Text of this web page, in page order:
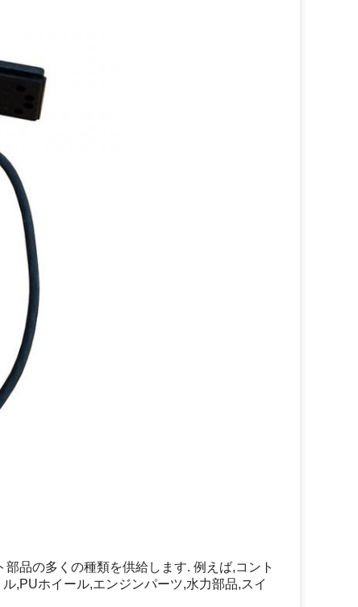
品の多くの種類を供給します. 例えば,コント
,PUホイール,エンジンパーツ,水力部品,スイ